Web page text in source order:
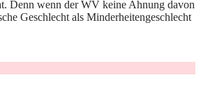
Denn wenn der WV keine Ahnung davon
Geschlecht als Minderheitengeschlecht